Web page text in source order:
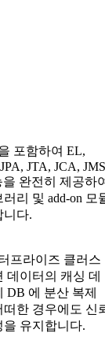
포함하여 EL,
JTA, JCA,
을 완전히 제공하
리 및 add-on 모
니다.
프라이즈 클러스
데이터의 캐싱 데
DB 에 분산 복제
떠한 경우에도 신
을 유지합니다.